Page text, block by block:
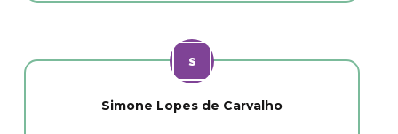
Simone Lopes de Carvalho